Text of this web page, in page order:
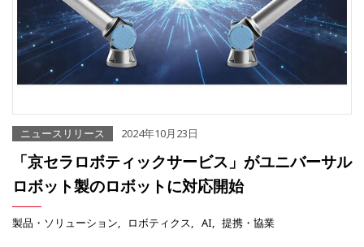
ニュースリリース 2024年10月23日
「京セラロボティックサービス」がユニバーサル
ロボット製のロボットに対応開始
製品・ソリューション ロボティクス AI 提携・協業